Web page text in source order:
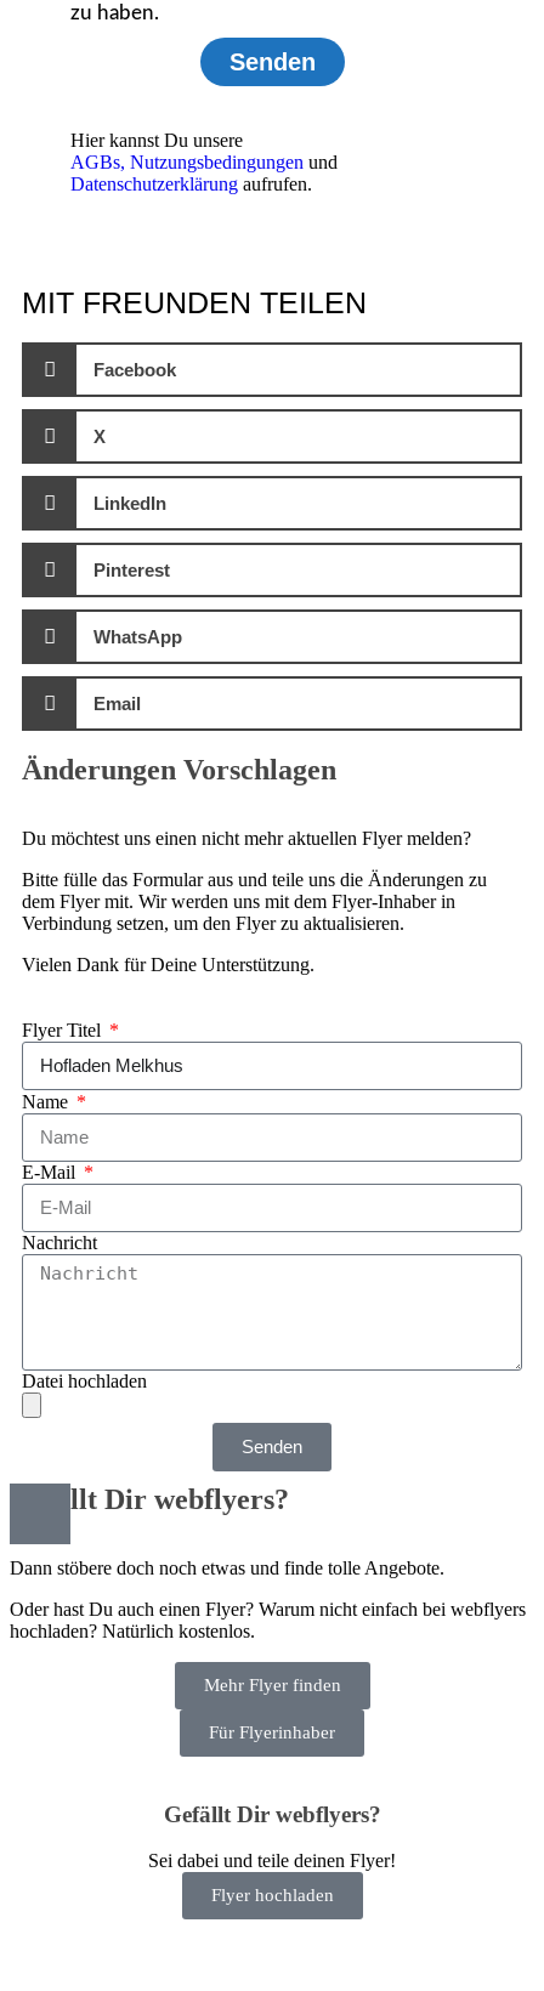
zu haben.
Senden
Hier kannst Du unsere
AGBs, Nutzungsbedingungen und
Datenschutzerklärung aufrufen.
MIT FREUNDEN TEILEN
Facebook
X
LinkedIn
Pinterest
WhatsApp
Email
Änderungen Vorschlagen
Du möchtest uns einen nicht mehr aktuellen Flyer melden?
Bitte fülle das Formular aus und teile uns die Änderungen zu
dem Flyer mit. Wir werden uns mit dem Flyer-Inhaber in
Verbindung setzen, um den Flyer zu aktualisieren.
Vielen Dank für Deine Unterstützung.
Flyer Titel
Name
E-Mail
Nachricht
Datei hochladen
Senden
Gefällt Dir webflyers?
Dann stöbere doch noch etwas und finde tolle Angebote.
Oder hast Du auch einen Flyer? Warum nicht einfach bei webflyers
hochladen? Natürlich kostenlos.
Mehr Flyer finden
Für Flyerinhaber
Gefällt Dir webflyers?
Sei dabei und teile deinen Flyer!
Flyer hochladen